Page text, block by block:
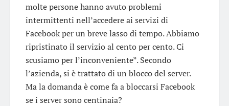
molte persone hanno avuto problemi
intermittenti nell’accedere ai servizi di
Facebook per un breve lasso di tempo. Abbiamo
ripristinato il servizio al cento per cento. Ci
scusiamo per l’inconveniente”. Secondo
l’azienda, si è trattato di un blocco del server.
Ma la domanda è come fa a bloccarsi Facebook
se i server sono centinaia?